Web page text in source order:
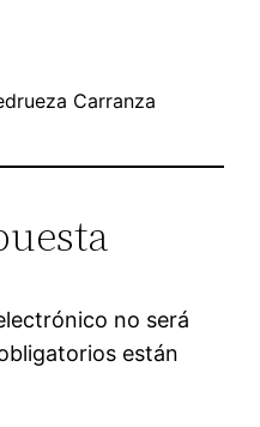
Carranza
no será
están